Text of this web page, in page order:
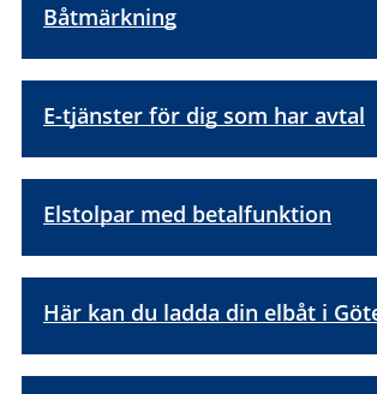
Båtmärkning
E-tjänster för dig som har avtal
Elstolpar med betalfunktion
Här kan du ladda din elbåt i